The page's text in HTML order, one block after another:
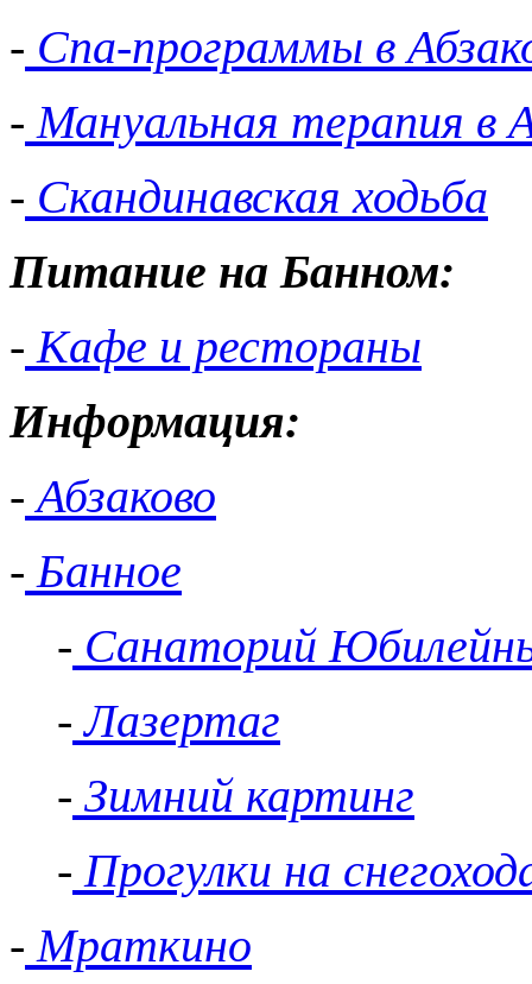
- Спа-программы в
- Мануальная терапия в
- Скандинавская ходьба
Питание на Банном:
- Кафе и рестораны
Информация:
- Абзаково
- Банное
- Санаторий
- Лазертаг
- Зимний картинг
- Прогулки на
- Мраткино